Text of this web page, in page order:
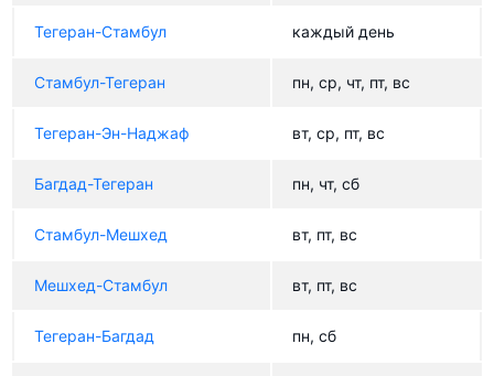
Тегеран-Стамбул каждый день
Стамбул-Тегеран пн, ср, чт, пт, вс
Тегеран-Эн-Наджаф вт, ср, пт, вс
Багдад-Тегеран пн, чт, сб
Стамбул-Мешхед вт, пт, вс
Мешхед-Стамбул вт, пт, вс
Тегеран-Багдад пн, сб